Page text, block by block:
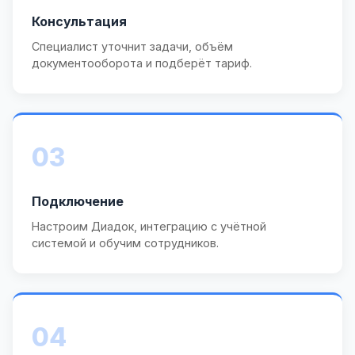
Консультация
Специалист уточнит задачи, объём
документооборота и подберёт тариф.
03
Подключение
Настроим Диадок, интеграцию с учётной
системой и обучим сотрудников.
04